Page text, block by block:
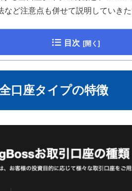
ど注意点も併せて説明していきた
目次
口座タイプの特徴